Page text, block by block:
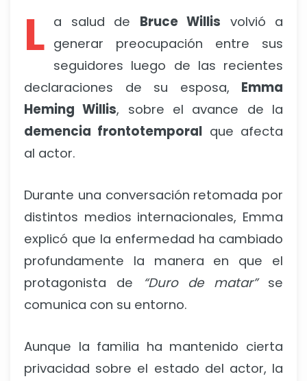
L a salud de Bruce Willis volvió a
generar preocupación entre sus
seguidores luego de las recientes
declaraciones de su esposa, Emma
Heming Willis, sobre el avance de la
demencia frontotemporal que afecta
al actor.
Durante una conversación retomada por
distintos medios internacionales, Emma
explicó que la enfermedad ha cambiado
profundamente la manera en que el
protagonista de
“Duro de matar”se
comunica con su entorno.
Aunque la familia ha mantenido cierta
privacidad sobre el estado del actor, la